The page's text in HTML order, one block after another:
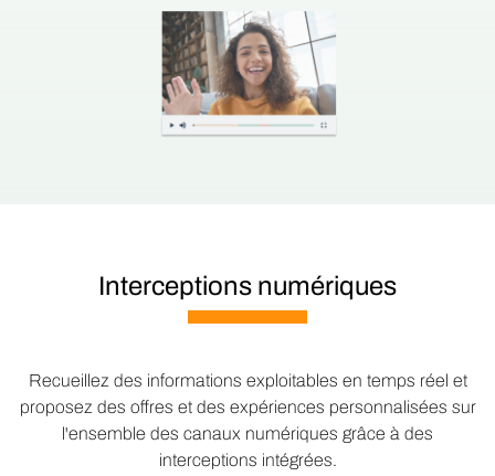
Interceptions numériques
Recueillez des informations exploitables en temps réel et
proposez des offres et des expériences personnalisées sur
l'ensemble des canaux numériques grâce à des
interceptions intégrées.